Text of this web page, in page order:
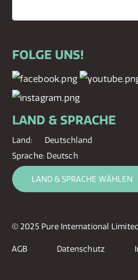
FOLGE UNS!
LAND & SPRACHE
Land:
Deutschland
Sprache: Deutsch
LAND & SPRACHE WÄHLEN
© 2025 Pure International
AGB Datenschutz